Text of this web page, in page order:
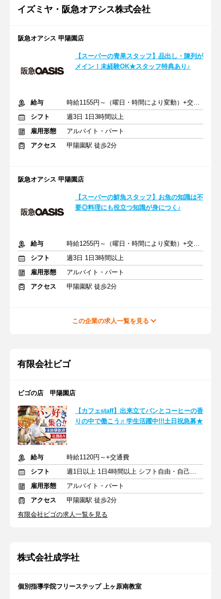
イズミヤ・阪急オアシス株式会社
阪急オアシス 甲陽園店
【スーパーの青果スタッフ】品出し・陳列が
メイン！未経験OK★スタッフ特典あり♪
給与
時給1155円～（曜日・時間により変動）+交通費
シフト
週3日 1日3時間以上
雇用形態
アルバイト・パート
アクセス
甲陽園駅 徒歩2分
阪急オアシス 甲陽園店
【スーパーの鮮魚スタッフ】お魚の知識は不
要◎料理にも役立つ知識が身につく♪
給与
時給1255円～（曜日・時間により変動）+交通費
シフト
週3日 1日3時間以上
雇用形態
アルバイト・パート
アクセス
甲陽園駅 徒歩2分
この企業の求人一覧を見る
有限会社ビゴ
ビゴの店 甲陽園店
【カフェstaff】出来立てパンとコーヒーの香
りの中で働こう♬学生活躍中!!!土日祝急募★
給与
時給1120円～+交通費
シフト
週1日以上 1日4時間以上 シフト自由・自己申告
雇用形態
アルバイト・パート
アクセス
甲陽園駅 徒歩2分
有限会社ビゴの求人一覧を見る
株式会社成学社
個別指導学院フリーステップ 上ヶ原南教室